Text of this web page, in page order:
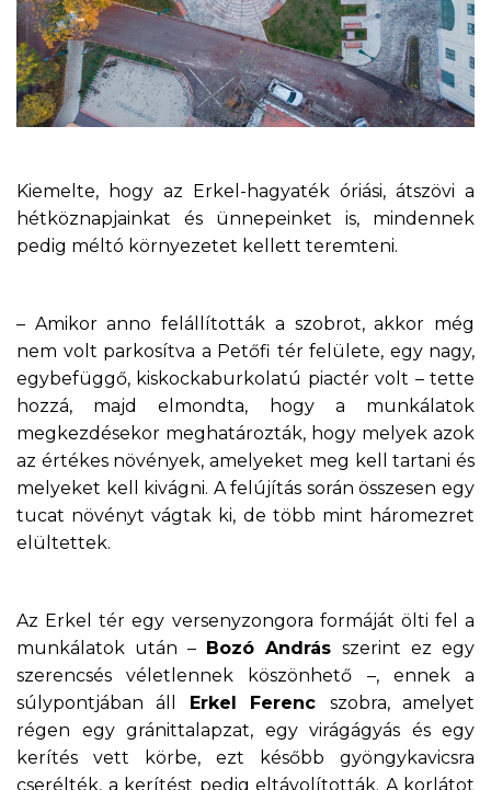
Kiemelte, hogy az Erkel-hagyaték óriási, átszövi a
hétköznapjainkat és ünnepeinket is, mindennek
pedig méltó környezetet kellett teremteni.
– Amikor anno felállították a szobrot, akkor még
nem volt parkosítva a Petőfi tér felülete, egy nagy,
egybefüggő, kiskockaburkolatú piactér volt – tette
hozzá, majd elmondta, hogy a munkálatok
megkezdésekor meghatározták, hogy melyek azok
az értékes növények, amelyeket meg kell tartani és
melyeket kell kivágni. A felújítás során összesen egy
tucat növényt vágtak ki, de több mint háromezret
elültettek.
Az Erkel tér egy versenyzongora formáját ölti fel a
munkálatok után – Bozó András szerint ez egy
szerencsés véletlennek köszönhető –, ennek a
súlypontjában áll Erkel Ferenc szobra, amelyet
régen egy gránittalapzat, egy virágágyás és egy
kerítés vett körbe, ezt később gyöngykavicsra
cserélték, a kerítést pedig eltávolították. A korlátot